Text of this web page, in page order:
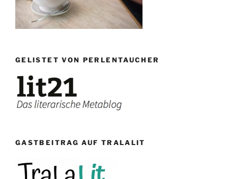
GELISTET VON PERLENTAUCHER
GASTBEITRAG AUF TRALALIT